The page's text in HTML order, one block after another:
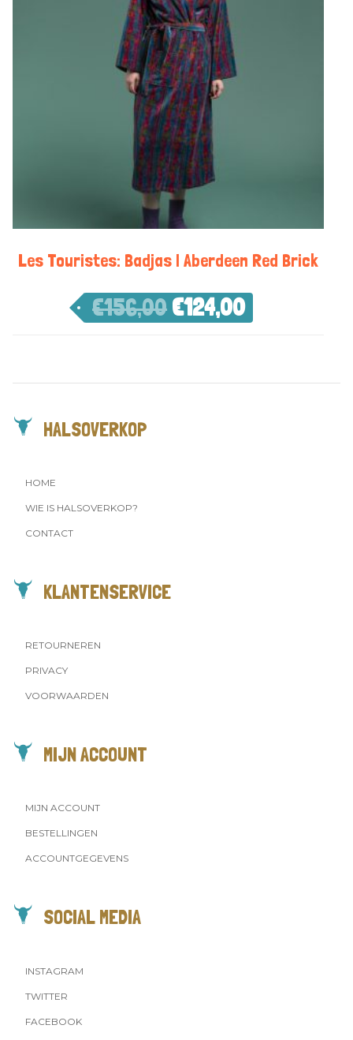
Les Touristes: Badjas | Aberdeen Red Brick
€156,00 €124,00
HALSOVERKOP
HOME
WIE IS HALSOVERKOP?
CONTACT
KLANTENSERVICE
RETOURNEREN
PRIVACY
VOORWAARDEN
MIJN ACCOUNT
MIJN ACCOUNT
BESTELLINGEN
ACCOUNTGEGEVENS
SOCIAL MEDIA
INSTAGRAM
TWITTER
FACEBOOK